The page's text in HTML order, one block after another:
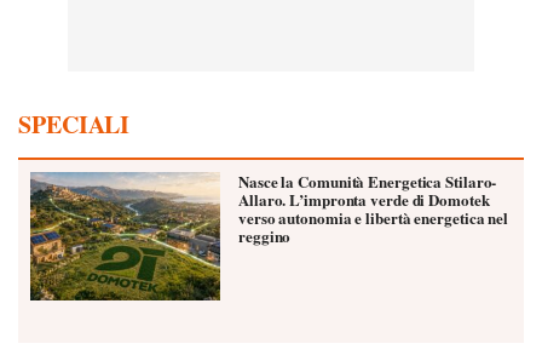
SPECIALI
Nasce la Comunità Energetica Stilaro-
Allaro. L’impronta verde di Domotek
verso autonomia e libertà energetica nel
reggino